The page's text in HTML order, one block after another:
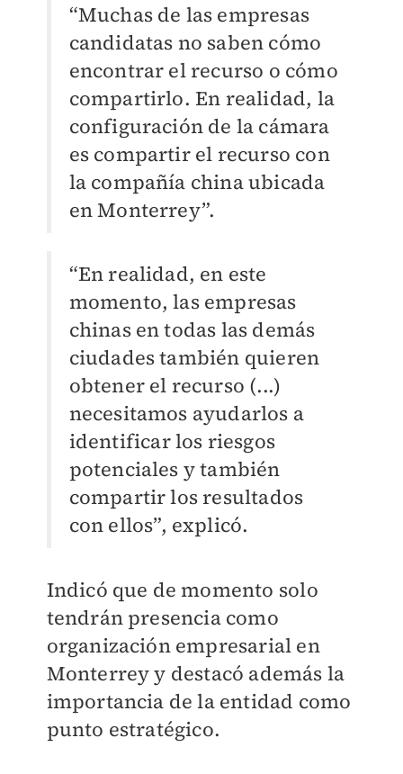
“Muchas de las empresas
candidatas no saben cómo
encontrar el recurso o cómo
compartirlo. En realidad, la
configuración de la cámara
es compartir el recurso con
la compañía china ubicada
en Monterrey”.
“En realidad, en este
momento, las empresas
chinas en todas las demás
ciudades también quieren
obtener el recurso (...)
necesitamos ayudarlos a
identificar los riesgos
potenciales y también
compartir los resultados
con ellos”, explicó.
Indicó que de momento solo
tendrán presencia como
organización empresarial en
Monterrey y destacó además la
importancia de la entidad como
punto estratégico.